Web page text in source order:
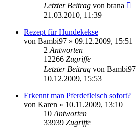
Letzter Beitrag von brana
21.03.2010, 11:39
Rezept für Hundekekse
von Bambi97 » 09.12.2009, 15:51
2 Antworten
12266 Zugriffe
Letzter Beitrag von Bambi97
10.12.2009, 15:53
Erkennt man Pferdefleisch sofort?
von Karen » 10.11.2009, 13:10
10 Antworten
33939 Zugriffe